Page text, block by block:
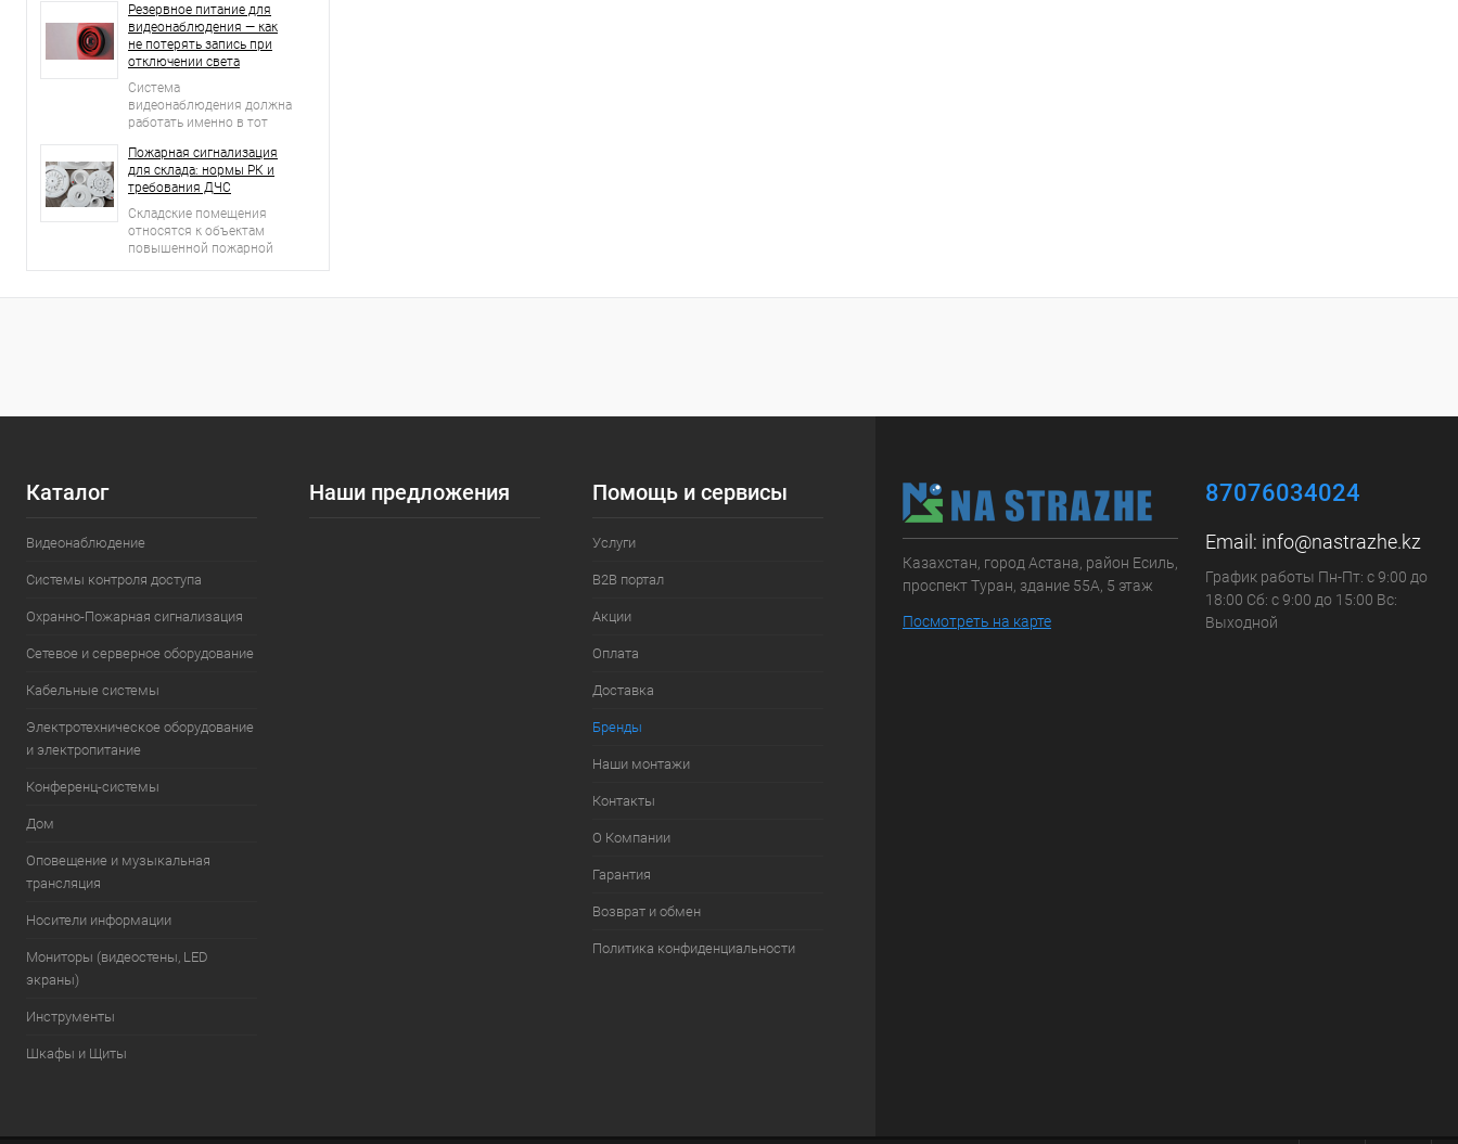
вопроса: что делать, если
рядом нет проводного
интернета, стабильной Wi-
Fi-сети и возможности
регулярно подключать
оборудование к
электросети?
Резервное питание для
видеонаблюдения — как
не потерять запись при
отключении света
Система
видеонаблюдения должна
работать именно в тот
нештатная ситуация.
Пожарная сигнализация
для склада: нормы РК и
требования ДЧС
Складские помещения
относятся к объектам
повышенной пожарной
Каталог
Видеонаблюдение
Системы контроля доступа
Охранно-Пожарная сигнализация
Сетевое и серверное оборудование
Кабельные системы
Электротехническое оборудование
и электропитание
Конференц-системы
Дом
Оповещение и музыкальная
трансляция
Носители информации
Мониторы (видеостены, LED
экраны)
Инструменты
Шкафы и Щиты
Наши предложения Помощь и сервисы
Услуги
B2B портал
Акции
Оплата
Доставка
Бренды
Наши монтажи
Контакты
О Компании
Гарантия
Возврат и обмен
Политика конфиденциальности
Казахстан, город Астана, район Есиль,
проспект Туран, здание 55А, 5 этаж
Посмотреть на карте
87076034024
Email: info@nastrazhe.kz
График работы Пн-Пт: с 9:00 до
18:00 Сб: с 9:00 до 15:00 Вс:
Выходной